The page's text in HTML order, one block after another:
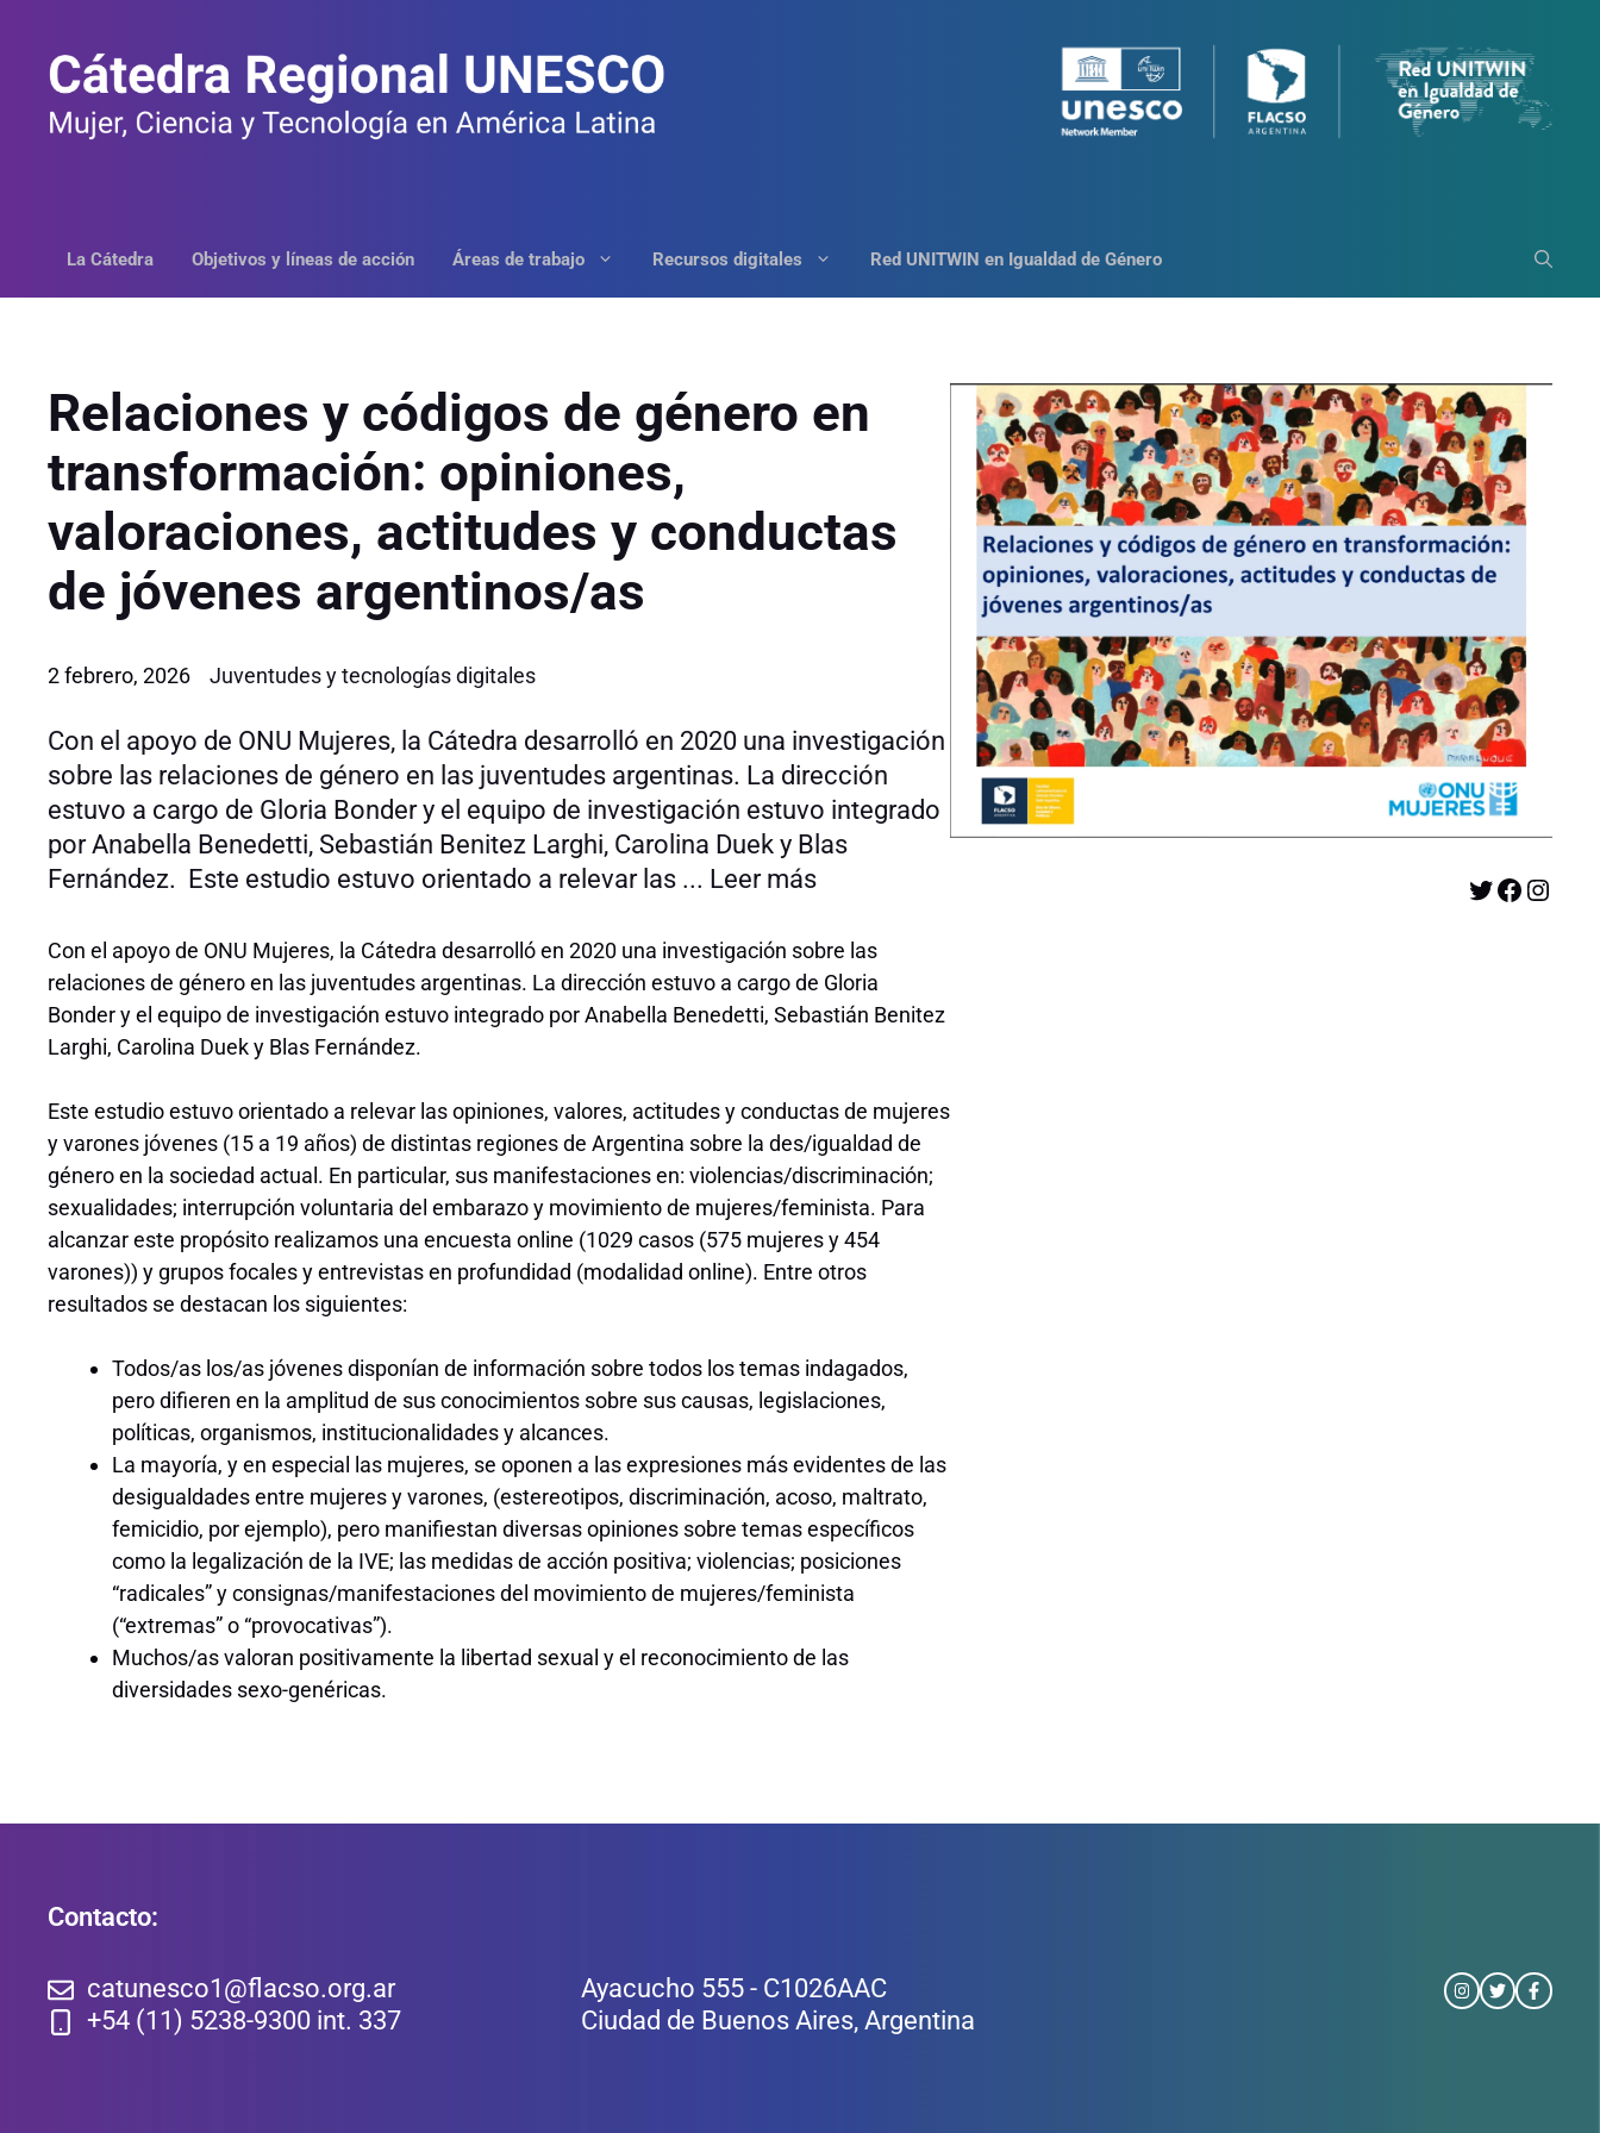
contenido
La Cátedra Objetivos y líneas de acción Áreas de trabajo Recursos digitales Red UNITWIN en Igualdad de Género
Relaciones y códigos de género en
transformación: opiniones,
valoraciones, actitudes y conductas
de jóvenes argentinos/as
2 febrero, 2026 Juventudes y tecnologías digitales
Con el apoyo de ONU Mujeres, la Cátedra desarrolló en 2020 una investigación
sobre las relaciones de género en las juventudes argentinas. La dirección
estuvo a cargo de Gloria Bonder y el equipo de investigación estuvo integrado
por Anabella Benedetti, Sebastián Benitez Larghi, Carolina Duek y Blas
Fernández. Este estudio estuvo orientado a relevar las ... Leer más
Con el apoyo de ONU Mujeres, la Cátedra desarrolló en 2020 una investigación sobre las
relaciones de género en las juventudes argentinas. La dirección estuvo a cargo de Gloria
Bonder y el equipo de investigación estuvo integrado por Anabella Benedetti, Sebastián Benitez
Larghi, Carolina Duek y Blas Fernández.
Este estudio estuvo orientado a relevar las opiniones, valores, actitudes y conductas de mujeres
y varones jóvenes (15 a 19 años) de distintas regiones de Argentina sobre la des/igualdad de
género en la sociedad actual. En particular, sus manifestaciones en: violencias/discriminación;
sexualidades; interrupción voluntaria del embarazo y movimiento de mujeres/feminista. Para
alcanzar este propósito realizamos una encuesta online (1029 casos (575 mujeres y 454
varones)) y grupos focales y entrevistas en profundidad (modalidad online). Entre otros
resultados se destacan los siguientes:
Todos/as los/as jóvenes disponían de información sobre todos los temas indagados,
pero difieren en la amplitud de sus conocimientos sobre sus causas, legislaciones,
políticas, organismos, institucionalidades y alcances.
La mayoría, y en especial las mujeres, se oponen a las expresiones más evidentes de las
desigualdades entre mujeres y varones, (estereotipos, discriminación, acoso, maltrato,
femicidio, por ejemplo), pero manifiestan diversas opiniones sobre temas específicos
como la legalización de la IVE; las medidas de acción positiva; violencias; posiciones
“radicales” y consignas/manifestaciones del movimiento de mujeres/feminista
(“extremas” o “provocativas”).
Muchos/as valoran positivamente la libertad sexual y el reconocimiento de las
diversidades sexo-genéricas.
Twitter Facebook Instagram
Contacto:
catunesco1@flacso.org.ar
+54 (11) 5238-9300 int. 337
Ayacucho 555 - C1026AAC
Ciudad de Buenos Aires, Argentina